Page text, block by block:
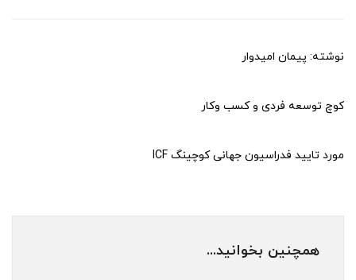
نوشته: پیمان امیدوار
کوچ توسعه فردی و کسب وکار
مورد تایید فدراسیون جهانی کوچینگ ICF
همچنین بخوانید...